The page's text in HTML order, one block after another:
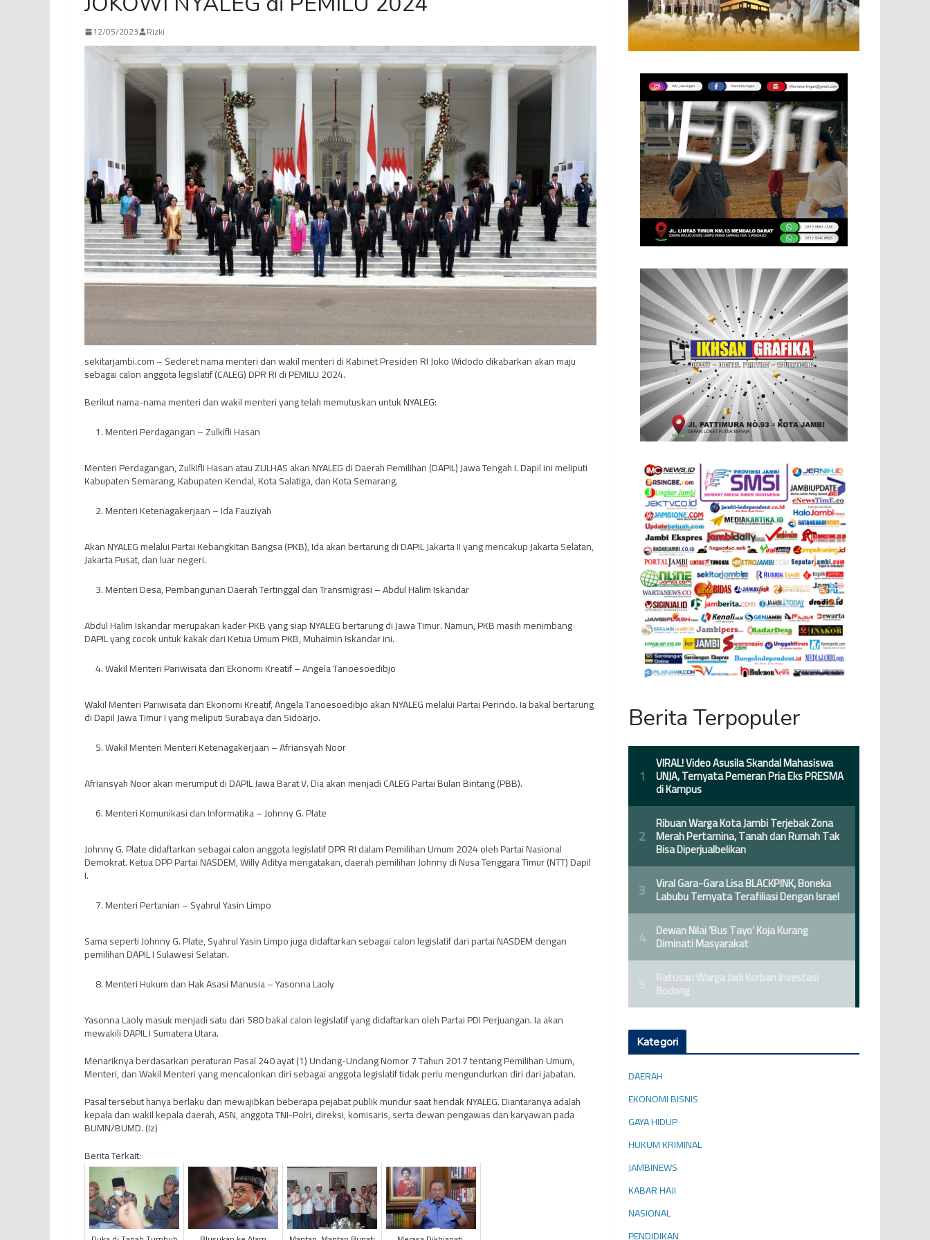
12/05/2023 Rizki
sekitarjambi.com – Sederet nama menteri dan wakil menteri di Kabinet Presiden RI Joko Widodo dikabarkan akan maju
sebagai calon anggota legislatif (CALEG) DPR RI di PEMILU 2024.
Berikut nama-nama menteri dan wakil menteri yang telah memutuskan untuk NYALEG:
Menteri Perdagangan – Zulkifli Hasan
Menteri Perdagangan, Zulkifli Hasan atau ZULHAS akan NYALEG di Daerah Pemilihan (DAPIL) Jawa Tengah I. Dapil ini meliputi
Kabupaten Semarang, Kabupaten Kendal, Kota Salatiga, dan Kota Semarang.
Menteri Ketenagakerjaan – Ida Fauziyah
Akan NYALEG melalui Partai Kebangkitan Bangsa (PKB), Ida akan bertarung di DAPIL Jakarta II yang mencakup Jakarta Selatan,
Jakarta Pusat, dan luar negeri.
Menteri Desa, Pembangunan Daerah Tertinggal dan Transmigrasi – Abdul Halim Iskandar
Abdul Halim Iskandar merupakan kader PKB yang siap NYALEG bertarung di Jawa Timur. Namun, PKB masih menimbang
DAPIL yang cocok untuk kakak dari Ketua Umum PKB, Muhaimin Iskandar ini.
Wakil Menteri Pariwisata dan Ekonomi Kreatif – Angela Tanoesoedibjo
Wakil Menteri Pariwisata dan Ekonomi Kreatif, Angela Tanoesoedibjo akan NYALEG melalui Partai Perindo. Ia bakal bertarung
di Dapil Jawa Timur I yang meliputi Surabaya dan Sidoarjo.
Wakil Menteri Menteri Ketenagakerjaan – Afriansyah Noor
Afriansyah Noor akan merumput di DAPIL Jawa Barat V. Dia akan menjadi CALEG Partai Bulan Bintang (PBB).
Menteri Komunikasi dan Informatika – Johnny G. Plate
Johnny G. Plate didaftarkan sebagai calon anggota legislatif DPR RI dalam Pemilihan Umum 2024 oleh Partai Nasional
Demokrat. Ketua DPP Partai NASDEM, Willy Aditya mengatakan, daerah pemilihan Johnny di Nusa Tenggara Timur (NTT) Dapil
I.
Menteri Pertanian – Syahrul Yasin Limpo
Sama seperti Johnny G. Plate, Syahrul Yasin Limpo juga didaftarkan sebagai calon legislatif dari partai NASDEM dengan
pemilihan DAPIL I Sulawesi Selatan.
Menteri Hukum dan Hak Asasi Manusia – Yasonna Laoly
Yasonna Laoly masuk menjadi satu dari 580 bakal calon legislatif yang didaftarkan oleh Partai PDI Perjuangan. Ia akan
mewakili DAPIL I Sumatera Utara.
Menariknya berdasarkan peraturan Pasal 240 ayat (1) Undang-Undang Nomor 7 Tahun 2017 tentang Pemilihan Umum,
Menteri, dan Wakil Menteri yang mencalonkan diri sebagai anggota legislatif tidak perlu mengundurkan diri dari jabatan.
Pasal tersebut hanya berlaku dan mewajibkan beberapa pejabat publik mundur saat hendak NYALEG. Diantaranya adalah
kepala dan wakil kepala daerah, ASN, anggota TNI-Polri, direksi, komisaris, serta dewan pengawas dan karyawan pada
BUMN/BUMD. (Iz)
Berita Terkait:
Berita Terpopuler
Kategori
DAERAH
EKONOMI BISNIS
GAYA HIDUP
HUKUM KRIMINAL
JAMBINEWS
KABAR HAJI
NASIONAL
PENDIDIKAN